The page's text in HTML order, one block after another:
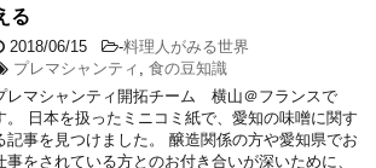
る
2018/06/15 -料理人がみる世界
プレマシャンティ , 食の豆知識
レマシャンティ開拓チーム 横山＠フランスで
。 日本を扱ったミニコミ紙で、愛知の味噌に関す
記事を見つけました。 醸造関係の方や愛知県でお
事をされている方とのお付き合いが深いために、